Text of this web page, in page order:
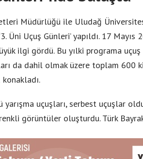
Müdürlüğü ile Uludağ
Uçuş Günleri’ yapıldı. 17 Mayıs
ilgi gördü. Bu yılki programa uçuş
da dahil olmak üzere toplam 600
uçuşları, serbest uçuşlar
görüntüler oluşturdu. Türk